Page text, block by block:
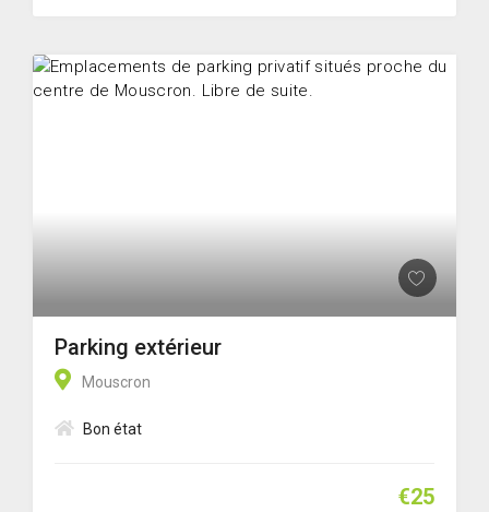
Parking extérieur
Mouscron
Bon état
€25